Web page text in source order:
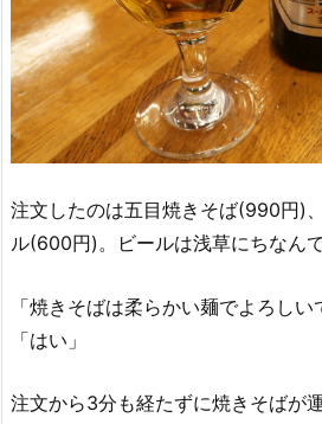
注文したのは五目焼きそば(990円)
ル(600円)。ビールは浅草にちなん
「焼きそばは柔らかい麺でよろしい
「はい」
注文から3分も経たずに焼きそばが